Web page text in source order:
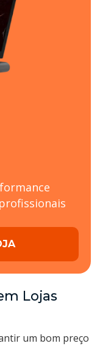
Lojas
um bom preço